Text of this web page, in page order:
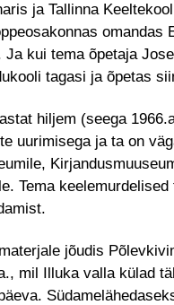
ja Tallinna
omandas
Ja kui tema õpetaja
tagasi ja õpetas
hiljem (seega
uurimisega ja ta on
Tema
jõudis
mil Illuka valla külad